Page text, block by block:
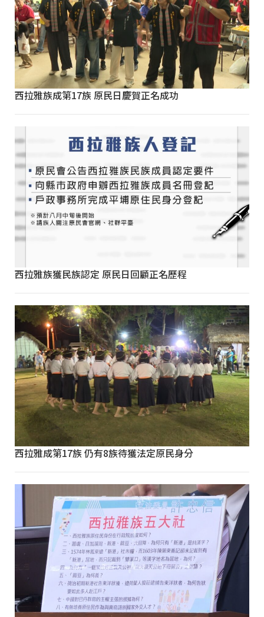
西拉雅族成第17族 原民日慶賀正名成功
西拉雅族獲民族認定 原民日回顧正名歷程
西拉雅成第17族 仍有8族待獲法定原民身分